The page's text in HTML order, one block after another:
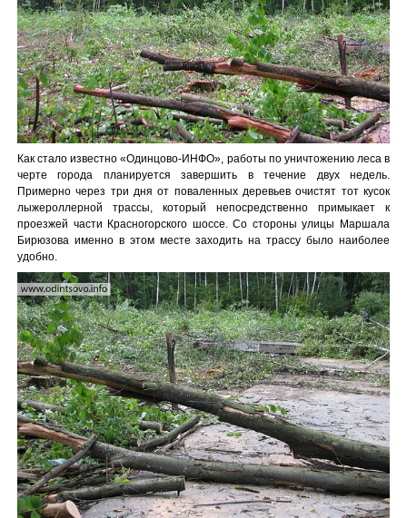
Как стало известно «Одинцово-ИНФО», работы по уничтожению леса в
черте города планируется завершить в течение двух недель.
Примерно через три дня от поваленных деревьев очистят тот кусок
лыжероллерной трассы, который непосредственно примыкает к
проезжей части Красногорского шоссе. Со стороны улицы Маршала
Бирюзова именно в этом месте заходить на трассу было наиболее
удобно.